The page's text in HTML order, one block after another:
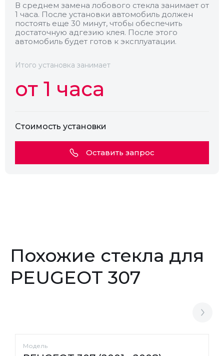
Обогрев
В среднем замена лобового стекла занимает от
1 часа. После установки автомобиль должен
постоять еще 30 минут, чтобы обеспечить
достаточную адгезию клея. После этого
автомобиль будет готов к эксплуатации.
Итого установка занимает
от 1 часа
Стоимость установки
Оставить запрос
Похожие стекла для
PEUGEOT 307
Модель